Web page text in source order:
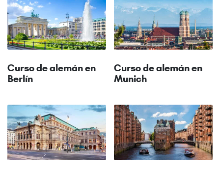
Curso de alemán en
Berlín
Curso de alemán en
Munich